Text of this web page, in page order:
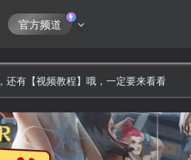
官方频道
，还有【视频教程】哦，一定要来看看